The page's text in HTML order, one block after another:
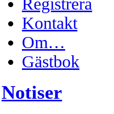
Kontakt
Om…
Gästbok
Notiser